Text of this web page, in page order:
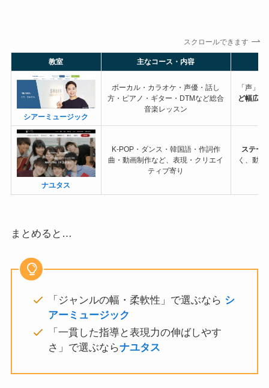
スクロールできます
教室 主なコース・内容
シアーミュージック
ボーカル・カラオケ・声優・話し
方・ピアノ・ギター・DTMなど総合
音楽レッスン
「声」
ど幅広
ナユタス
K-POP・ダンス・韓国語・作詞作
曲・動画制作など、表現・クリエイ
ティブ寄り
ステー
く、動
まとめると…
「ジャンルの幅・柔軟性」で選ぶなら シ
アーミュージック
「一貫した指導と表現力の伸ばしやす
さ」で選ぶならナユタス